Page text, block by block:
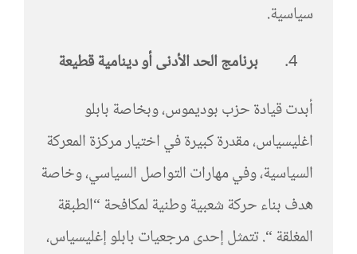
سياسية.
برنامج الحد الأدنى أودينامية قطيعة
أبدت قيادة حزب بوديموس، وبخاصة بابلو
اغليسياس، مقدرة كبيرة في اختيار مركزة المعركة
السياسية، وفي مهارات التواصل السياسي، وخاصة
هدف بناء حركة شعبية وطنية لمكافحة “الطبقة
المغلقة “. تتمثل إحدى مرجعيات بابلو إغليسياس،